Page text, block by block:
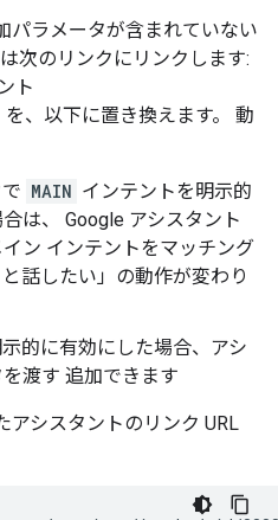
パラメータが含まれていない
次のリンクにリンクします:
ト
を、以下に置き換えます。 動
MAIN インテントを明示的
は、 Google アシスタント
ン インテントをマッチング
話したい」の動作が変わり
的に有効にした場合、アシ
渡す 追加できます
アシスタントのリンク URL